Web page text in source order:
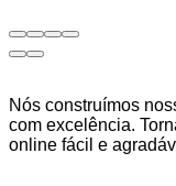
Nós construímos
com excelência.
online fácil e